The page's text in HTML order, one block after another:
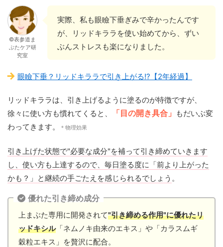
©表参道ま
ぶたケア研
究室
実際、私も眼瞼下垂ぎみで辛かったんです
が、リッドキララを使い始めてから、ずい
ぶんストレスも楽になりました。
眼瞼下垂？リッドキララで引き上がる!?【2年経過】
リッドキララは、引き上げるように塗るのが特徴ですが、
徐々に使い方も慣れてくると、
「目の開き具合」
もだいぶ変
わってきます。
＊物理効果
引き上げた状態で"必要な成分"を補って引き締めていきます
し、使い方も上達するので、毎日塗る度に「前より上がった
かも？」と継続の手ごたえを感じられるでしょう 。
優れた引き締め成分
上まぶた専用に開発されて"引き締める作用"に優れたリ
ッドキシル「ネムノキ由来のエキス」や「カラスムギ
穀粒エキス」を贅沢に配合。